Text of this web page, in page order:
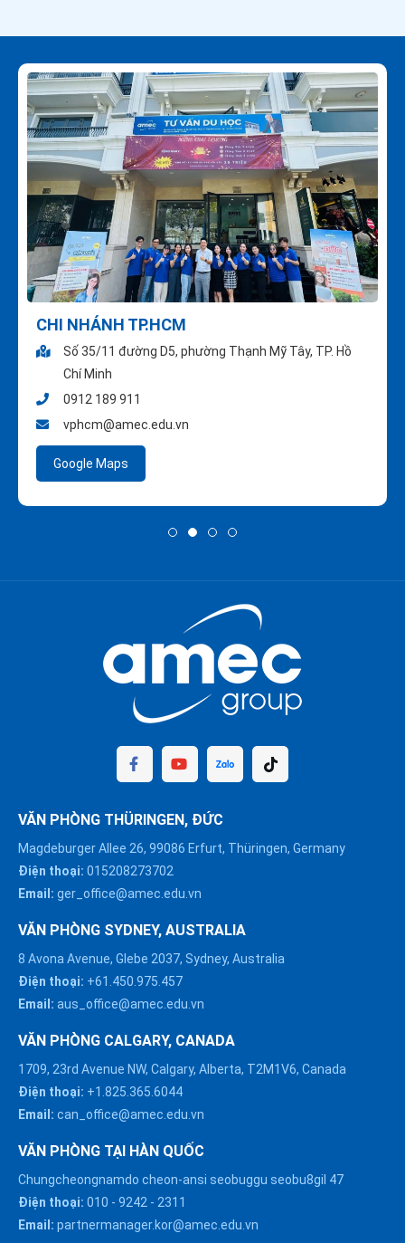
CHI NHÁNH TP.HCM
Số 35/11 đường D5, phường Thạnh Mỹ Tây, TP. Hồ
Chí Minh
0912 189 911
vphcm@amec.edu.vn
Google Maps
VĂN PHÒNG THÜRINGEN, ĐỨC
Magdeburger Allee 26, 99086 Erfurt, Thüringen, Germany
Điện thoại: 015208273702
Email: ger_office@amec.edu.vn
VĂN PHÒNG SYDNEY, AUSTRALIA
8 Avona Avenue, Glebe 2037, Sydney, Australia
Điện thoại: +61.450.975.457
Email: aus_office@amec.edu.vn
VĂN PHÒNG CALGARY, CANADA
1709, 23rd Avenue NW, Calgary, Alberta, T2M1V6, Canada
Điện thoại: +1.825.365.6044
Email: can_office@amec.edu.vn
VĂN PHÒNG TẠI HÀN QUỐC
Chungcheongnamdo cheon-ansi seobuggu seobu8gil 47
Điện thoại: 010 - 9242 - 2311
Email: partnermanager.kor@amec.edu.vn
HÀ NỘI :
0914863466